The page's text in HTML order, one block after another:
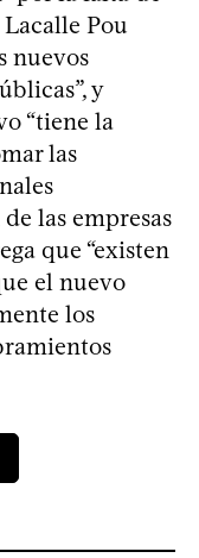
Pou
nuevos
y
“tiene la
las
las empresas
que “existen
el nuevo
los